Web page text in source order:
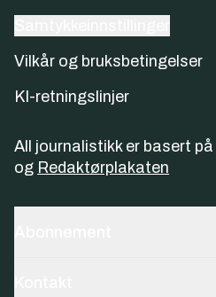
Vilkår og bruksbetingelser
KI-retningslinjer
All journalistikk er basert på
og Redaktørplakaten